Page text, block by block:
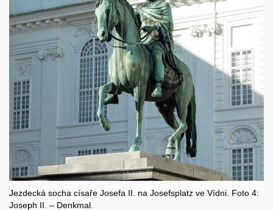
Jezdecká socha císaře Josefa II. na Josefsplatz ve Vídni. Foto 4:
Joseph II. – Denkmal.